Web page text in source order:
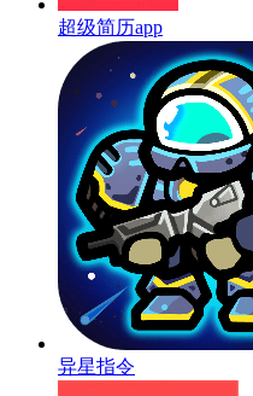
超级简历app
异星指令